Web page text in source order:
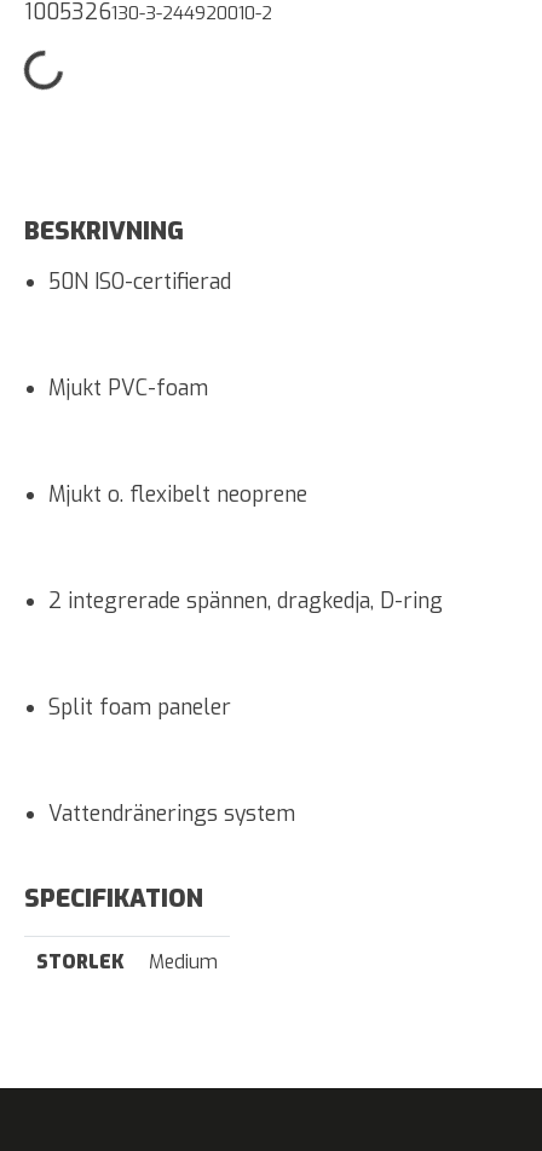
1005326130-3-244920010-2
BESKRIVNING
50N ISO-certifierad
Mjukt PVC-foam
Mjukt o. flexibelt neoprene
2 integrerade spännen, dragkedja, D-ring
Split foam paneler
Vattendränerings system
SPECIFIKATION
STORLEK Medium